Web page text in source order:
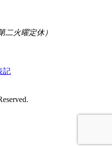
火曜定休）
記